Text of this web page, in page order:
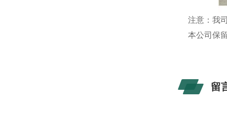
注意：我
本公司保
留